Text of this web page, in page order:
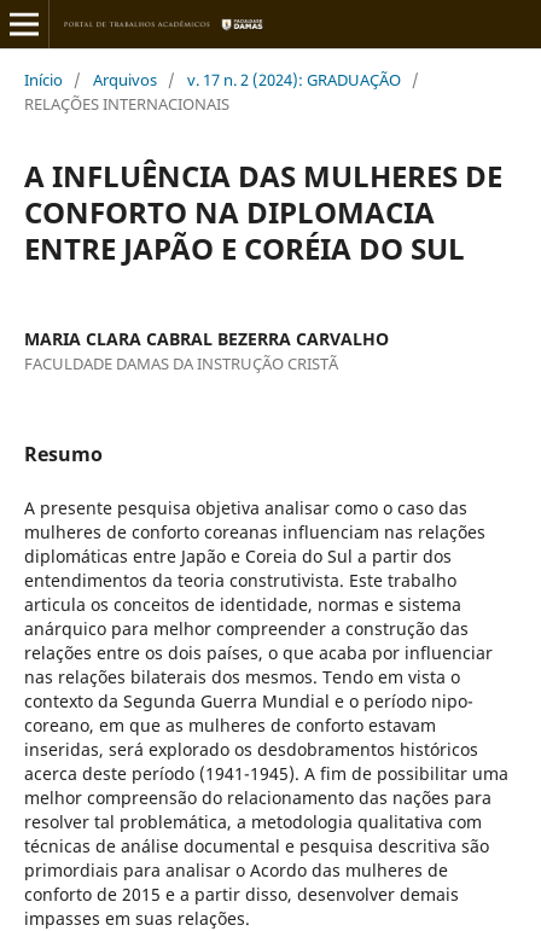
Início / Arquivos / v. 17 n. 2 (2024): GRADUAÇÃO /
RELAÇÕES INTERNACIONAIS
A INFLUÊNCIA DAS MULHERES DE
CONFORTO NA DIPLOMACIA
ENTRE JAPÃO E CORÉIA DO SUL
MARIA CLARA CABRAL BEZERRA CARVALHO
FACULDADE DAMAS DA INSTRUÇÃO CRISTÃ
Resumo
A presente pesquisa objetiva analisar como o caso das
mulheres de conforto coreanas influenciam nas relações
diplomáticas entre Japão e Coreia do Sul a partir dos
entendimentos da teoria construtivista. Este trabalho
articula os conceitos de identidade, normas e sistema
anárquico para melhor compreender a construção das
relações entre os dois países, o que acaba por influenciar
nas relações bilaterais dos mesmos. Tendo em vista o
contexto da Segunda Guerra Mundial e o período nipo-
coreano, em que as mulheres de conforto estavam
inseridas, será explorado os desdobramentos históricos
acerca deste período (1941-1945). A fim de possibilitar uma
melhor compreensão do relacionamento das nações para
resolver tal problemática, a metodologia qualitativa com
técnicas de análise documental e pesquisa descritiva são
primordiais para analisar o Acordo das mulheres de
conforto de 2015 e a partir disso, desenvolver demais
impasses em suas relações.